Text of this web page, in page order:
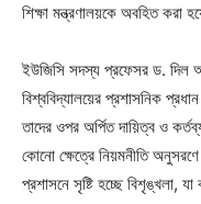
শিক্ষা মন্ত্রণালয়কে অবহিত করা
ইউজিসি সদস্য প্রফেসর ড. দিল
বিশ্ববিদ্যালয়ের প্রশাসনিক প্রধান
তাদের ওপর অর্পিত দায়িত্ব ও
কোনো ক্ষেত্রে নিয়মনীতি অনুসরণে
প্রশাসনে সৃষ্টি হচ্ছে বিশৃঙ্খলা,